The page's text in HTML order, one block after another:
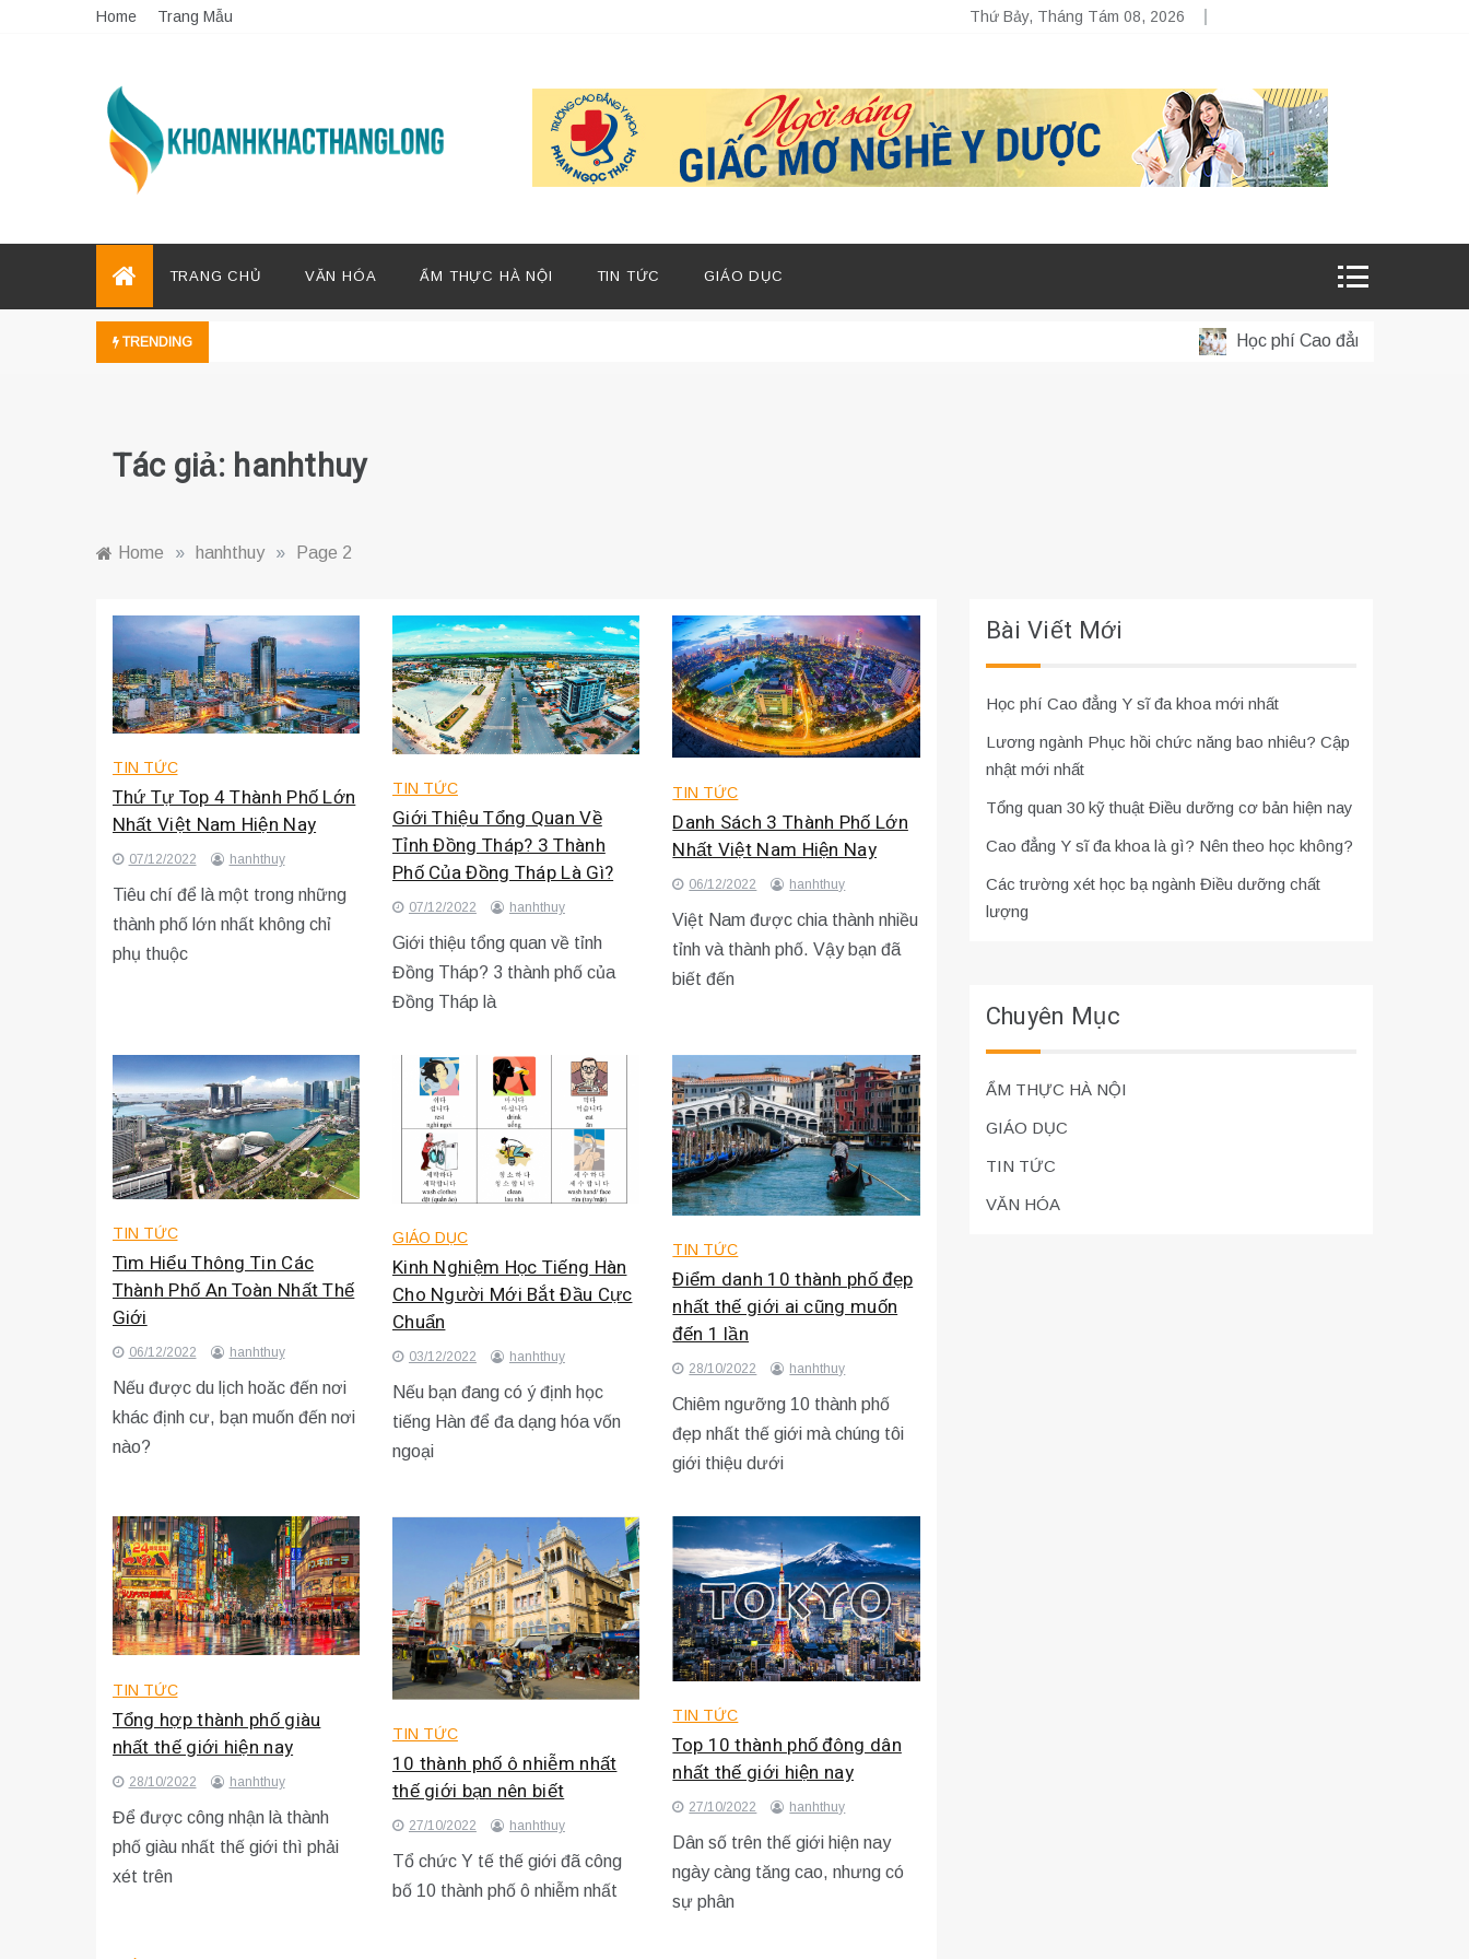
Home Trang Mẫu Thứ Bảy, Tháng Tám 08, 2026
TRANG CHỦ VĂN HÓA ẨM THỰC HÀ NỘI TIN TỨC GIÁO DỤC
TRENDING Học phí Cao đẳng Y sĩ đa khoa
Tác giả: hanhthuy
Home » hanhthuy » Page 2
TIN TỨC
Thứ Tự Top 4 Thành Phố Lớn
Nhất Việt Nam Hiện Nay
07/12/2022 hanhthuy
Tiêu chí để là một trong những
thành phố lớn nhất không chỉ
phụ thuộc
TIN TỨC
Giới Thiệu Tổng Quan Về
Tỉnh Đồng Tháp? 3 Thành
Phố Của Đồng Tháp Là Gì?
07/12/2022 hanhthuy
Giới thiệu tổng quan về tỉnh
Đồng Tháp? 3 thành phố của
Đồng Tháp là
TIN TỨC
Danh Sách 3 Thành Phố Lớn
Nhất Việt Nam Hiện Nay
06/12/2022 hanhthuy
Việt Nam được chia thành nhiều
tỉnh và thành phố. Vậy bạn đã
biết đến
TIN TỨC
Tìm Hiểu Thông Tin Các
Thành Phố An Toàn Nhất Thế
Giới
06/12/2022 hanhthuy
Nếu được du lịch hoăc đến nơi
khác định cư, bạn muốn đến nơi
nào?
GIÁO DỤC
Kinh Nghiệm Học Tiếng Hàn
Cho Người Mới Bắt Đầu Cực
Chuẩn
03/12/2022 hanhthuy
Nếu bạn đang có ý định học
tiếng Hàn để đa dạng hóa vốn
ngoại
TIN TỨC
Điểm danh 10 thành phố đẹp
nhất thế giới ai cũng muốn
đến 1 lần
28/10/2022 hanhthuy
Chiêm ngưỡng 10 thành phố
đẹp nhất thế giới mà chúng tôi
giới thiệu dưới
TIN TỨC
Tổng hợp thành phố giàu
nhất thế giới hiện nay
28/10/2022 hanhthuy
Để được công nhận là thành
phố giàu nhất thế giới thì phải
xét trên
TIN TỨC
10 thành phố ô nhiễm nhất
thế giới bạn nên biết
27/10/2022 hanhthuy
Tổ chức Y tế thế giới đã công
bố 10 thành phố ô nhiễm nhất
TIN TỨC
Top 10 thành phố đông dân
nhất thế giới hiện nay
27/10/2022 hanhthuy
Dân số trên thế giới hiện nay
ngày càng tăng cao, nhưng có
sự phân
Bài Viết Mới
Học phí Cao đẳng Y sĩ đa khoa mới nhất
Lương ngành Phục hồi chức năng bao nhiêu? Cập
nhật mới nhất
Tổng quan 30 kỹ thuật Điều dưỡng cơ bản hiện nay
Cao đẳng Y sĩ đa khoa là gì? Nên theo học không?
Các trường xét học bạ ngành Điều dưỡng chất
lượng
Chuyên Mục
ẨM THỰC HÀ NỘI
GIÁO DỤC
TIN TỨC
VĂN HÓA